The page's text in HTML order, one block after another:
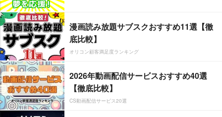
漫画読み放題サブスクおすすめ11選【徹
底比較】
オリコン顧客満足度ランキング
2026年動画配信サービスおすすめ40選
【徹底比較】
CS動画配信サービス20選